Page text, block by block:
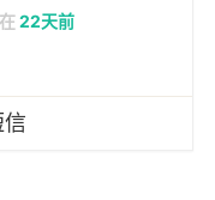
22天前